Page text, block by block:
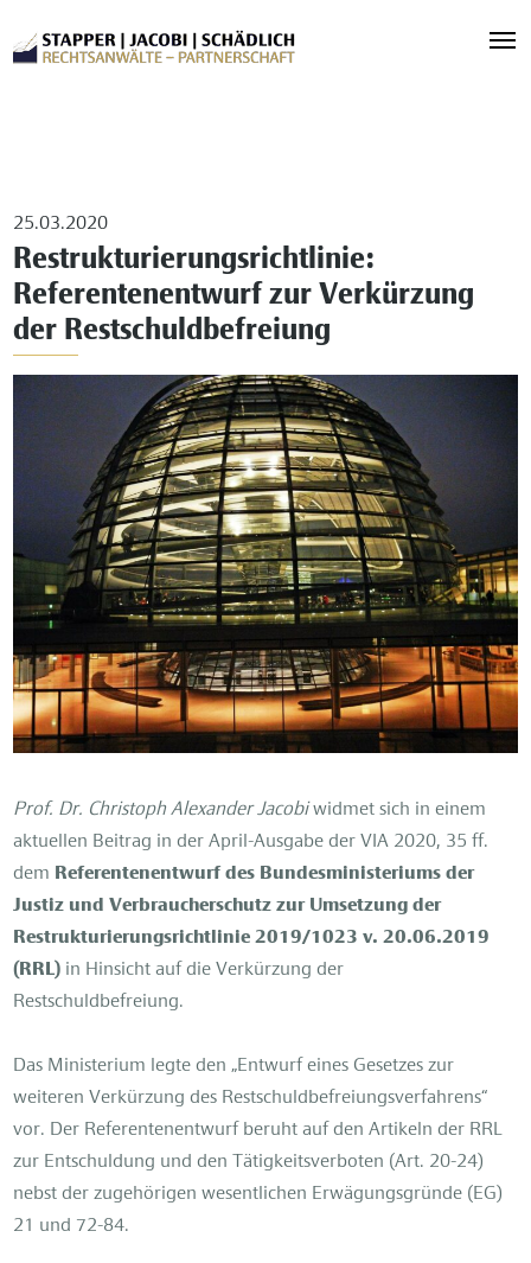
25.03.2020
Restrukturierungsrichtlinie:
Referentenentwurf zur Verkürzung
der Restschuldbefreiung
Prof. Dr. Christoph Alexander Jacobiwidmet sich in einem
aktuellen Beitrag in der April-Ausgabe der VIA 2020, 35 ff.
dem Referentenentwurf des Bundesministeriums der
Justiz und Verbraucherschutz zur Umsetzung der
Restrukturierungsrichtlinie 2019/1023 v. 20.06.2019
(RRL) in Hinsicht auf die Verkürzung der
Restschuldbefreiung.
Das Ministerium legte den „Entwurf eines Gesetzes zur
weiteren Verkürzung des Restschuldbefreiungsverfahrens“
vor. Der Referentenentwurf beruht auf den Artikeln der RRL
zur Entschuldung und den Tätigkeitsverboten (Art. 20-24)
nebst der zugehörigen wesentlichen Erwägungsgründe (EG)
21 und 72-84.